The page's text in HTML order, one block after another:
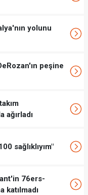
yolunu
peşine
ağırladı
sağlıklıyım"
76ers-
katılmadı